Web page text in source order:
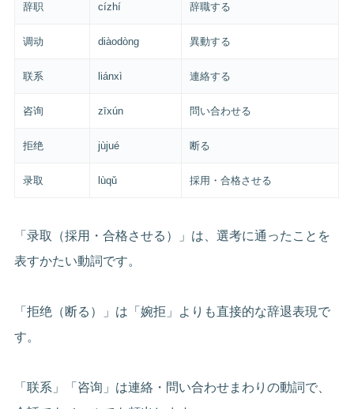
辞职 cízhí 辞職する
调动 diàodòng 異動する
联系 liánxì 連絡する
咨询 zīxún 問い合わせる
拒绝 jùjué 断る
录取 lùqǔ 採用・合格させる
「录取（採用・合格させる）」は、選考に通ったことを
表すかたい動詞です。
「拒绝（断る）」は「婉拒」よりも直接的な辞退表現で
す。
「联系」「咨询」は連絡・問い合わせまわりの動詞で、